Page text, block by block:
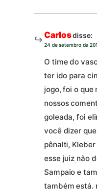
Carlosdisse:
24 de setembro de
O time do
ter ido para
jogo, foi o que
nossos
goleada, foi
você dizer
pênalti,
esse juiz não
Sampaio e
também está.